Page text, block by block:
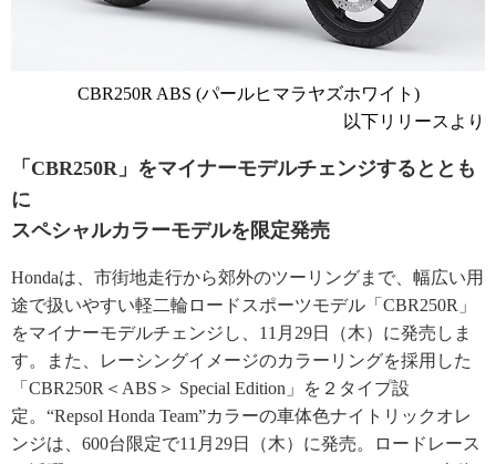
CBR250R ABS (パールヒマラヤズホワイト)
以下リリースより
「CBR250R」をマイナーモデルチェンジするととも
に
スペシャルカラーモデルを限定発売
Hondaは、市街地走行から郊外のツーリングまで、幅広い用
途で扱いやすい軽二輪ロードスポーツモデル「CBR250R」
をマイナーモデルチェンジし、11月29日（木）に発売しま
す。また、レーシングイメージのカラーリングを採用した
「CBR250R＜ABS＞ Special Edition」を２タイプ設
定。“Repsol Honda Team”カラーの車体色ナイトリックオレ
ンジは、600台限定で11月29日（木）に発売。ロードレース